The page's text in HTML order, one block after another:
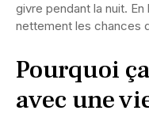
givre pendant la nuit. En
nettement les chances
Pourquoi
avec une